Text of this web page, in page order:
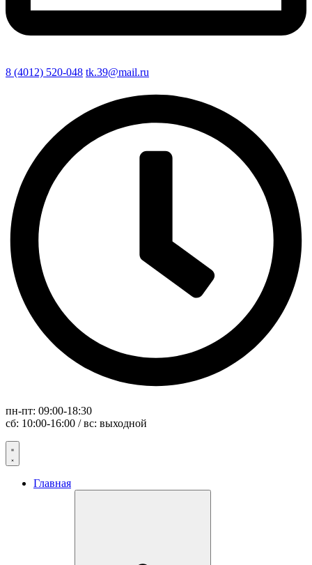
8 (4012) 520-048 tk.39@mail.ru
пн-пт: 09:00-18:30
сб: 10:00-16:00 / вс: выходной
Главная